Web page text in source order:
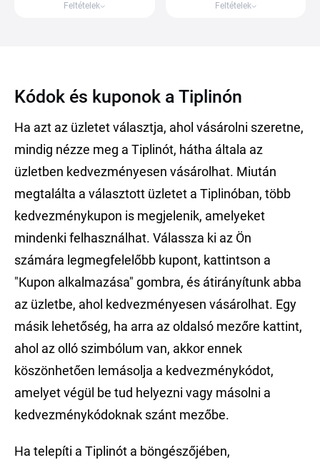
Feltételek
Feltételek
Kódok és kuponok a Tiplinón
Ha azt az üzletet választja, ahol vásárolni szeretne,
mindig nézze meg a Tiplinót, hátha általa az
üzletben kedvezményesen vásárolhat. Miután
megtalálta a választott üzletet a Tiplinóban, több
kedvezménykupon is megjelenik, amelyeket
mindenki felhasználhat. Válassza ki az Ön
számára legmegfelelőbb kupont, kattintson a
"Kupon alkalmazása" gombra, és átirányítunk abba
az üzletbe, ahol kedvezményesen vásárolhat. Egy
másik lehetőség, ha arra az oldalsó mezőre kattint,
ahol az olló szimbólum van, akkor ennek
köszönhetően lemásolja a kedvezménykódot,
amelyet végül be tud helyezni vagy másolni a
kedvezménykódoknak szánt mezőbe.
Ha telepíti a Tiplinót a böngészőjében,